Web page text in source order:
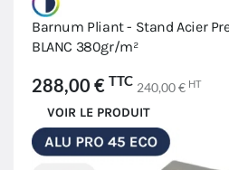
Barnum Pliant - Stand Acier
BLANC 380gr/m²
288,00 € TTC 240,00 € HT
VOIR LE PRODUIT